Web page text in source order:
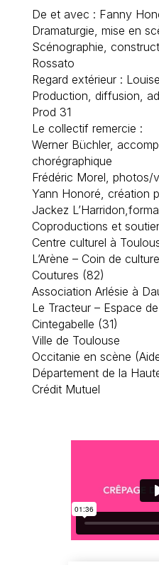
De et avec : Fanny
Dramaturgie, mise en
Scénographie,
Rossato
Regard extérieur :
Production, diffusion,
Prod 31
Le collectif remercie :
Werner Büchler,
chorégraphique
Frédéric Morel, photos/
Yann Honoré, création
Jackez
Coproductions et
Centre culturel à
L’Arène – Coin de
Coutures (82)
Association Arlésie à
Le Tracteur – Espace
Cintegabelle (31)
Ville de Toulouse
Occitanie en scène
Département de la
Crédit Mutuel